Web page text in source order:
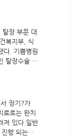
을 유발하거
의 부작용을
가 얼마나
처럼, 높은
나오는 탈장
접 제거해
과합니
찾아오셨
서라도 피하
과 달리, 국
출처 :
고생하는
했다. 근거를
공막 탈장
찾아내 구
. 지금까지
인공막을 덧
증 같은 부
여명에
의료진은
강 원장은
법을 학술
장 부문 대
복지부, 식
다. 기쁨병원
탈장수술 건
윤식 원장
넘는 서혜
술’을 개발
되었
에 한발 더
장기?가
로는 완치
져 있다.일반
행 되는데,